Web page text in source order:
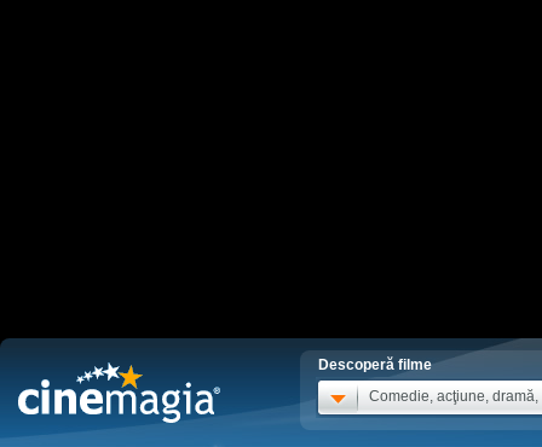
Descoperă filme
Comedie, acţiune, dramă,